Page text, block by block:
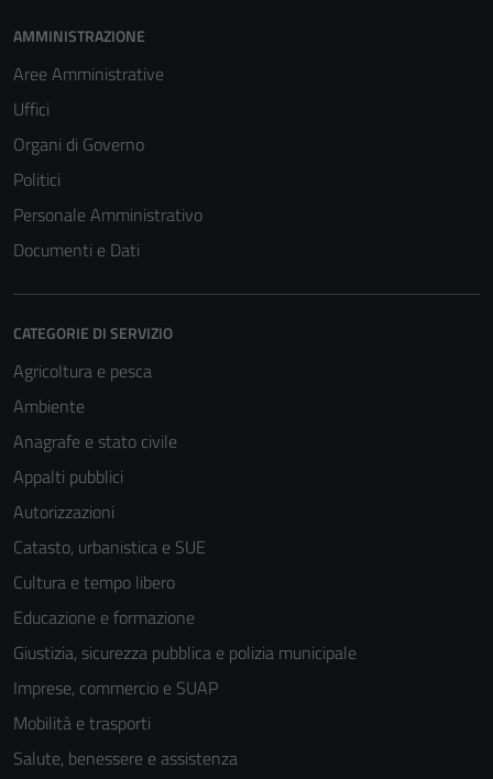
AMMINISTRAZIONE
Aree Amministrative
Uffici
Organi di Governo
Politici
Personale Amministrativo
Documenti e Dati
CATEGORIE DI SERVIZIO
Agricoltura e pesca
Ambiente
Anagrafe e stato civile
Appalti pubblici
Autorizzazioni
Catasto, urbanistica e SUE
Cultura e tempo libero
Educazione e formazione
Giustizia, sicurezza pubblica e polizia municipale
Imprese, commercio e SUAP
Mobilità e trasporti
Salute, benessere e assistenza